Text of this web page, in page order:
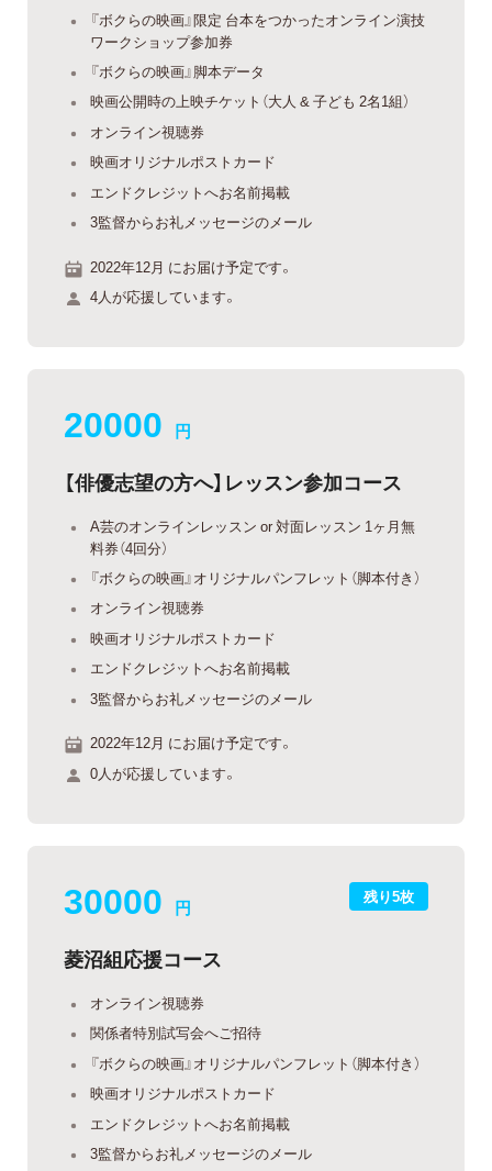
『ボクらの映画』限定 台本をつかったオンライン演技
ワークショップ参加券
『ボクらの映画』脚本データ
映画公開時の上映チケット（大人 & 子ども 2名1組）
オンライン視聴券
映画オリジナルポストカード
エンドクレジットへお名前掲載
3監督からお礼メッセージのメール
2022年12月 にお届け予定です。
4人が応援しています。
20000 円
【俳優志望の方へ】レッスン参加コース
A芸のオンラインレッスン or 対面レッスン 1ヶ月無
料券（4回分）
『ボクらの映画』オリジナルパンフレット（脚本付き）
オンライン視聴券
映画オリジナルポストカード
エンドクレジットへお名前掲載
3監督からお礼メッセージのメール
2022年12月 にお届け予定です。
0人が応援しています。
残り5枚
30000 円
菱沼組応援コース
オンライン視聴券
関係者特別試写会へご招待
『ボクらの映画』オリジナルパンフレット（脚本付き）
映画オリジナルポストカード
エンドクレジットへお名前掲載
3監督からお礼メッセージのメール